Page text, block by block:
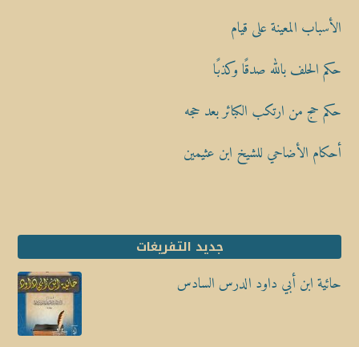
الأسباب المعينة على قيام
حكم الحلف بالله صدقًا وكذبًا
حكم حج من ارتكب الكبائر بعد حجه
أحكام الأضاحي للشيخ ابن عثيمين
جديد التفريغات
حائية ابن أبي داود الدرس السادس